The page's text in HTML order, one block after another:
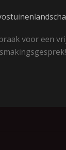
voor een